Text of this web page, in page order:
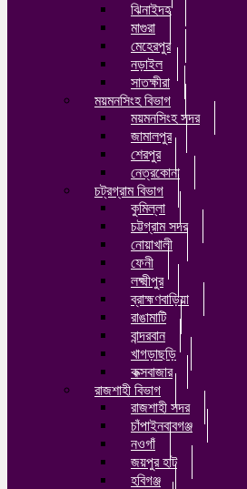
ঝিনাইদহ
মাগুরা
মেহেরপুর
নড়াইল
সাতক্ষীরা
ময়মনসিংহ বিভাগ
ময়মনসিংহ সদর
জামালপুর
শেরপুর
নেত্রকোনা
চট্রগ্রাম বিভাগ
কুমিল্লা
চট্টগ্রাম সদর
নোয়াখালী
ফেনী
লক্ষ্মীপুর
ব্রাহ্মণবাড়িয়া
রাঙামাটি
বান্দরবান
খাগড়াছড়ি
কক্সবাজার
রাজশাহী বিভাগ
রাজশাহী সদর
চাঁপাইনবাবগঞ্জ
নওগাঁ
জয়পুর হাট
হবিগঞ্জ